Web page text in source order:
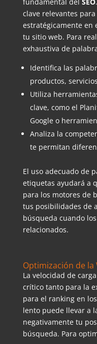
clave relevantes
estratégicamente en
tu sitio web. Para
exhaustiva de
Identifica las
productos,
Utiliza
clave, como el
Google o
Analiza la
te permitan
El uso adecuado de
etiquetas ayudará a
para los motores de
tus posibilidades de
búsqueda cuando
relacionados.
Optimización de la
La velocidad de
crítico tanto para la
para el ranking en
lento puede llevar a
negativamente tu
búsqueda. Para